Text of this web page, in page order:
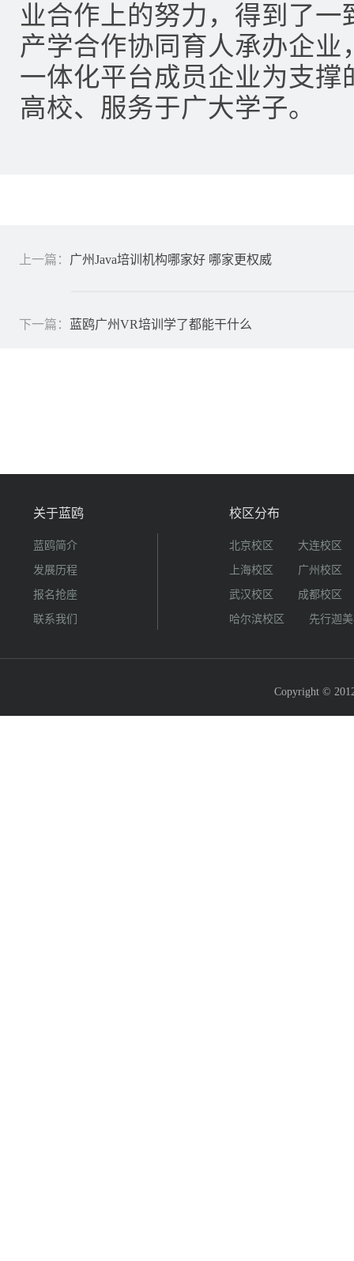
业合作上的努力，得到了
产学合作协同育人承办企
一体化平台成员企业为支
高校、服务于广大学子。
上一篇： 广州Java培训机构哪家好 哪家更权威
下一篇： 蓝鸥广州VR培训学了都能干什么
关于蓝鸥
蓝鸥简介
发展历程
报名抢座
联系我们
校区分布
北京校区 大连校区
上海校区 广州校区
武汉校区 成都校区
哈尔滨校区 先行迦
Copyright ©